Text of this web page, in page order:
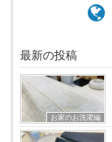
最新の投稿
お家のお洗濯編